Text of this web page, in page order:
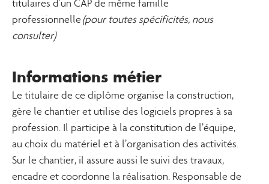
titulaires d’un CAP de même famille
professionnelle(pour toutes spécificités, nous
consulter)
Informations métier
Le titulaire de ce diplôme organise la construction,
gère le chantier et utilise des logiciels propres à sa
profession. Il participe à la constitution de l’équipe,
au choix du matériel et à l’organisation des activités.
Sur le chantier, il assure aussi le suivi des travaux,
encadre et coordonne la réalisation. Responsable de